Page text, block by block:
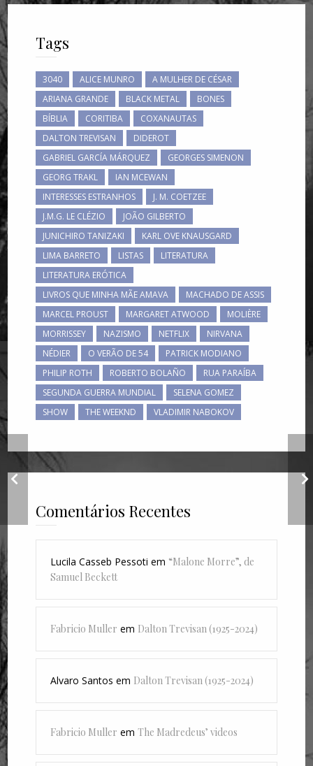
Tags
3040 ALICE MUNRO
A MULHER DE CÉSAR
ARIANA GRANDE
BLACK METAL
BONES
BÍBLIA
CORITIBA
COXANAUTAS
DALTON TREVISAN
DIDEROT
GABRIEL GARCÍA MÁRQUEZ
GEORGES SIMENON
GEORG TRAKL
IAN MCEWAN
INTERESSES ESTRANHOS
J. M. COETZEE
J.M.G. LE CLÉZIO
JOÃO GILBERTO
JUNICHIRO TANIZAKI
KARL OVE KNAUSGARD
LIMA BARRETO
LISTAS
LITERATURA
LITERATURA ERÓTICA
LIVROS QUE MINHA MÃE AMAVA
MACHADO DE ASSIS
MARCEL PROUST
MARGARET ATWOOD
MOLIÈRE
MORRISSEY
NAZISMO NETFLIX
NIRVANA
NÉDIER
O VERÃO DE 54
PATRICK MODIANO
PHILIP ROTH
ROBERTO BOLAÑO
RUA PARAÍBA
SEGUNDA GUERRA MUNDIAL
SELENA GOMEZ
SHOW
THE WEEKND VLADIMIR NABOKOV
Comentários Recentes
Lucila Casseb Pessoti em “Malone Morre”, de
Samuel Beckett
Fabricio Muller em Dalton Trevisan (1925-2024)
Alvaro Santos em Dalton Trevisan (1925-2024)
Fabricio Muller emThe Madredeus’ videos